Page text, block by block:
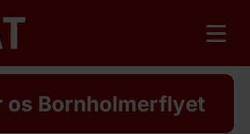
os Bornholmerflyet